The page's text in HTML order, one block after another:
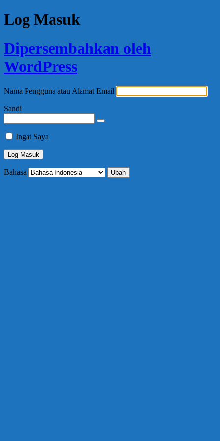
Log Masuk
Dipersembahkan oleh
WordPress
Nama Pengguna atau Alamat Email
Sandi
Ingat Saya
Bahasa